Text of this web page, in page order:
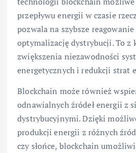
przepływu energii w czasie
pozwala na szybsze
optymalizację dystrybucji. To z
zwiększenia niezawodności
energetycznych i redukcji strat
Blockchain może również
odnawialnych źródeł energii z
dystrybucyjnymi. Dzięki
produkcji energii z różnych
czy słońce, blockchain